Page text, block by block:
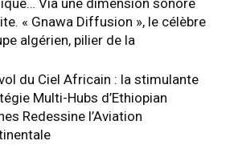
« Gnawa Diffusion », le célèbre
algérien, pilier de la
du Ciel Africain : la stimulante
Multi-Hubs d’Ethiopian
Redessine l’Aviation